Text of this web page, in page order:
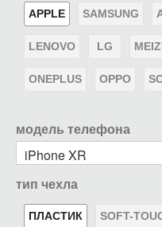
APPLE SAMSUNG
LENOVO LG
ONEPLUS OPPO
модель телефона
тип чехла
ПЛАСТИК SOFT-